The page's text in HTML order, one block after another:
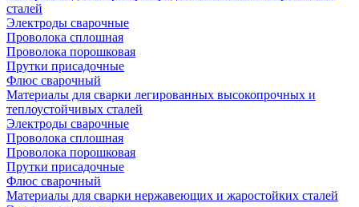
сталей
Электроды сварочные
Проволока сплошная
Проволока порошковая
Прутки присадочные
Флюс сварочный
Материалы для сварки легированных высокопрочных и
теплоустойчивых сталей
Электроды сварочные
Проволока сплошная
Проволока порошковая
Прутки присадочные
Флюс сварочный
Материалы для сварки нержавеющих и жаростойких сталей